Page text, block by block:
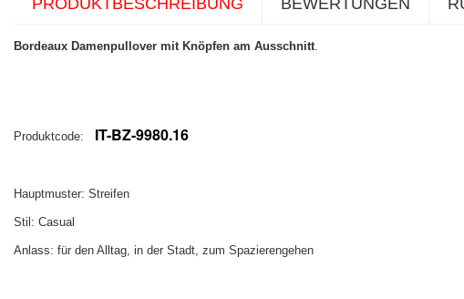
PRODUKTBESCHREIBUNG BEWERTUNGEN
Bordeaux Damenpullover mit Knöpfen am Ausschnitt.
Produktcode: IT-BZ-9980.16
Hauptmuster: Streifen
Stil: Casual
Anlass: für den Alltag, in der Stadt, zum Spazierengehen